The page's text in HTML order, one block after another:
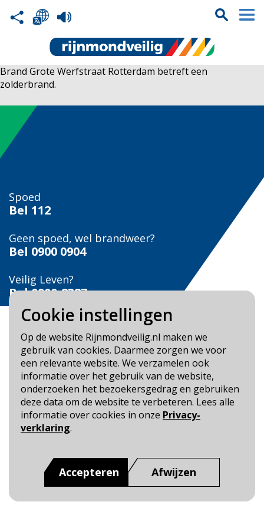
Cookie instellingen
Op de website Rijnmondveilig.nl maken we
gebruik van cookies. Daarmee zorgen we voor
een relevante website. We verzamelen ook
informatie over het gebruik van de website,
onderzoeken het bezoekersgedrag en gebruiken
deze data om de website te verbeteren. Lees alle
informatie over cookies in onze Privacy-
verklaring.
Accepteren Afwijzen
Brand Grote Werfstraat Rotterdam betreft een
zolderbrand.
Spoed
Bel 112
Geen spoed, wel brandweer?
Bel 0900 0904
Veilig Leven?
Bel 0900-8387
Blijf op de hoogte
Cookie- en Privacybeleid
Toegankelijkheid